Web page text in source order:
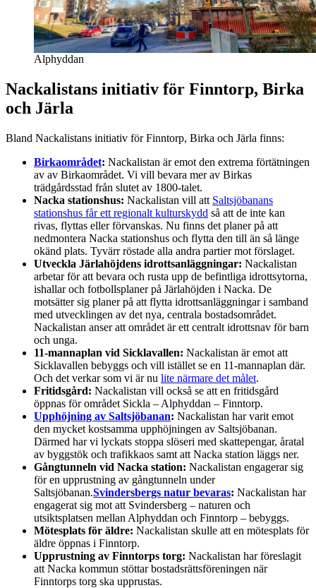
Alphyddan
Nackalistans initiativ för Finntorp, Birka
och Järla
Bland Nackalistans initiativ för Finntorp, Birka och Järla finns:
Birkaområdet: Nackalistan är emot den extrema förtätningen
av av Birkaområdet. Vi vill bevara mer av Birkas
trädgårdsstad från slutet av 1800-talet.
Nacka stationshus: Nackalistan vill att Saltsjöbanans
stationshus får ett regionalt kulturskydd så att de inte kan
rivas, flyttas eller förvanskas. Nu finns det planer på att
nedmontera Nacka stationshus och flytta den till än så länge
okänd plats. Tyvärr röstade alla andra partier mot förslaget.
Utveckla Järlahöjdens idrottsanläggningar: Nackalistan
arbetar för att bevara och rusta upp de befintliga idrottsytorna,
ishallar och fotbollsplaner på Järlahöjden i Nacka. De
motsätter sig planer på att flytta idrottsanläggningar i samband
med utvecklingen av det nya, centrala bostadsområdet.
Nackalistan anser att området är ett centralt idrottsnav för barn
och unga.
11-mannaplan vid Sicklavallen: Nackalistan är emot att
Sicklavallen bebyggs och vill istället se en 11-mannaplan där.
Och det verkar som vi är nu lite närmare det målet.
Fritidsgård: Nackalistan vill också se att en fritidsgård
öppnas för området Sickla – Alphyddan – Finntorp.
Upphöjning av Saltsjöbanan: Nackalistan har varit emot
den mycket kostsamma upphöjningen av Saltsjöbanan.
Därmed har vi lyckats stoppa slöseri med skattepengar, åratal
av byggstök och trafikkaos samt att Nacka station läggs ner.
Gångtunneln vid Nacka station: Nackalistan engagerar sig
för en upprustning av gångtunneln under
Saltsjöbanan.Svindersbergs natur bevaras: Nackalistan har
engagerat sig mot att Svindersberg – naturen och
utsiktsplatsen mellan Alphyddan och Finntorp – bebyggs.
Mötesplats för äldre: Nackalistan skulle att en mötesplats för
äldre öppnas i Finntorp.
Upprustning av Finntorps torg: Nackalistan har föreslagit
att Nacka kommun stöttar bostadsrättsföreningen när
Finntorps torg ska upprustas.